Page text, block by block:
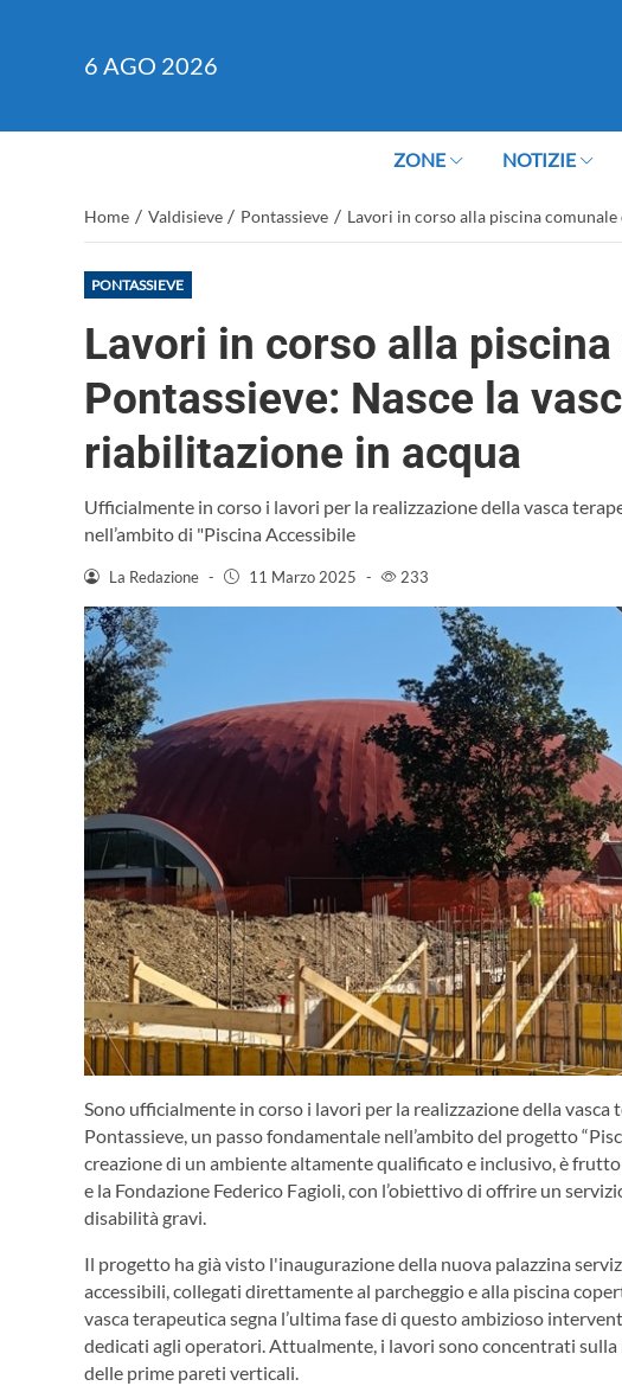
6 AGO 2026
ZONE NOTIZIE
Home / Valdisieve / Pontassieve / Lavori in corso alla piscina
PONTASSIEVE
Lavori in corso alla
Pontassieve: Nasce la
riabilitazione in acqua
Ufficialmente in corso i lavori per la realizzazione della vasca
nell’ambito di "Piscina Accessibile
La Redazione - 11 Marzo 2025 - 233
Sono ufficialmente in corso i lavori per la realizzazione della
Pontassieve, un passo fondamentale nell’ambito del progetto
creazione di un ambiente altamente qualificato e inclusivo, è
e la Fondazione Federico Fagioli, con l’obiettivo di offrire un
disabilità gravi.
Il progetto ha già visto l'inaugurazione della nuova palazzina
accessibili, collegati direttamente al parcheggio e alla piscina
vasca terapeutica segna l’ultima fase di questo ambizioso
dedicati agli operatori. Attualmente, i lavori sono concentrati
delle prime pareti verticali.